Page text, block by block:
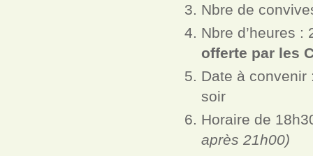
Nbre de
Nbre d’heures :
offerte par les
Date à convenir
soir
Horaire de
après 21h00)